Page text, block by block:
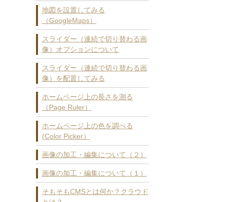
地図を設置してみる
（GoogleMaps）
スライダー（連続で切り替わる画
像）オプションについて
スライダー（連続で切り替わる画
像）を配置してみる
ホームページ上の長さを測る
（Page Ruler）
ホームページ上の色を調べる
(Color Picker）
画像の加工・編集について（２）
画像の加工・編集について（１）
そもそもCMSとは何か？クラウド